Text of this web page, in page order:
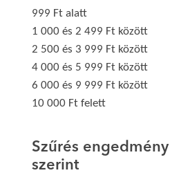
999 Ft alatt
1 000 és 2 499 Ft között
2 500 és 3 999 Ft között
4 000 és 5 999 Ft között
6 000 és 9 999 Ft között
10 000 Ft felett
Szűrés engedmény
szerint